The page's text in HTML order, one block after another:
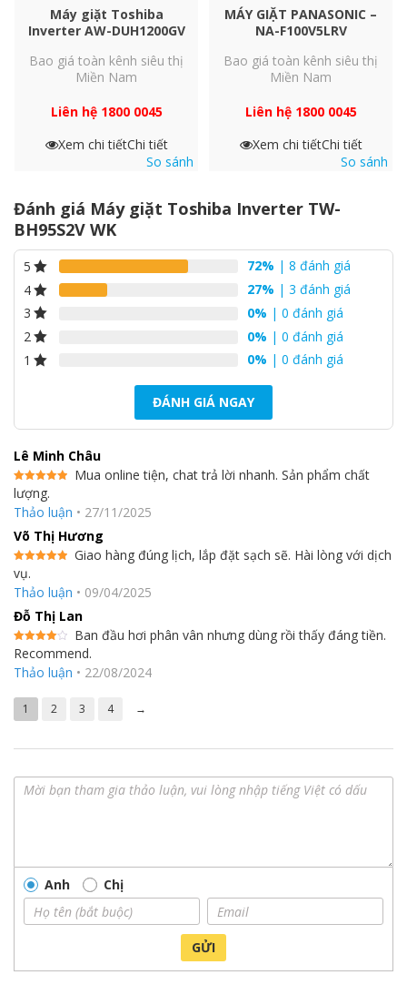
Máy giặt Toshiba
Inverter AW-DUH1200GV
Bao giá toàn kênh siêu thị
Miền Nam
Liên hệ 1800 0045
Xem chi tiếtChi tiết
So sánh
MÁY GIẶT PANASONIC –
NA-F100V5LRV
Bao giá toàn kênh siêu thị
Miền Nam
Liên hệ 1800 0045
Xem chi tiếtChi tiết
So sánh
Đánh giá Máy giặt Toshiba Inverter TW-
BH95S2V WK
5 72% | 8 đánh giá
4
27% | 3 đánh giá
3
0% | 0 đánh giá
2
0% | 0 đánh giá
1
0% | 0 đánh giá
ĐÁNH GIÁ NGAY
Lê Minh Châu
Được xếp
hạng55
sao
Mua online tiện, chat trả lời nhanh. Sản phẩm chất
lượng.
Thảo luận • 27/11/2025
Võ Thị Hương
Được xếp
hạng
sao
Giao hàng đúng lịch, lắp đặt sạch sẽ. Hài lòng với dịch
vụ.
Thảo luận • 09/04/2025
Đỗ Thị Lan
Được
xếp hạng
45 sao
Ban đầu hơi phân vân nhưng dùng rồi thấy đáng tiền.
Recommend.
Thảo luận • 22/08/2024
1 2 3 4 →
Anh Chị
GỬI